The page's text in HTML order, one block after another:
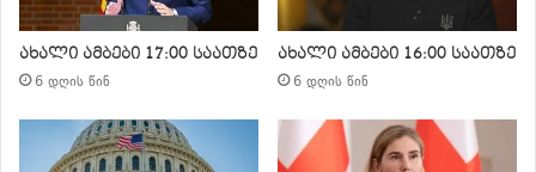
ახალი ამბები 17:00 საათზე
6 დღის წინ
ახალი ამბები 16:00 საათზე
6 დღის წინ